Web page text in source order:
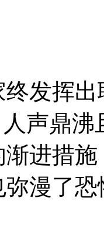
发挥
声鼎
进措
漫了